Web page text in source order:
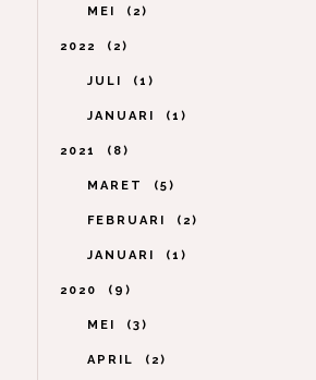
MEI 2
2022 2
JULI 1
JANUARI 1
2021 8
MARET 5
FEBRUARI 2
JANUARI 1
2020 9
MEI 3
APRIL 2